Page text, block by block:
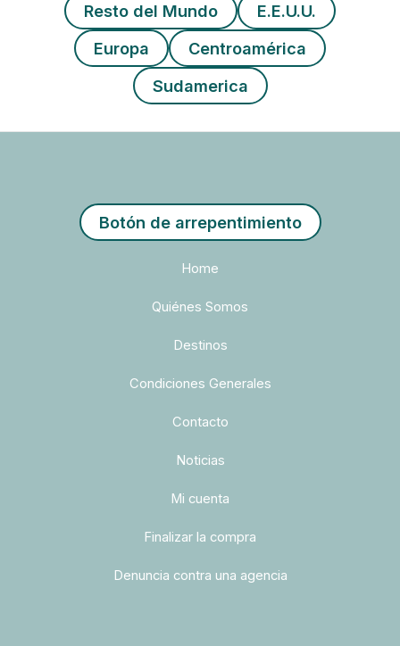
Resto del Mundo
E.E.U.U.
Europa
Centroamérica
Sudamerica
Botón de arrepentimiento
Home
Quiénes Somos
Destinos
Condiciones Generales
Contacto
Noticias
Mi cuenta
Finalizar la compra
Denuncia contra una agencia